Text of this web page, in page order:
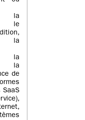
la
le
la
la
la
de
SaaS